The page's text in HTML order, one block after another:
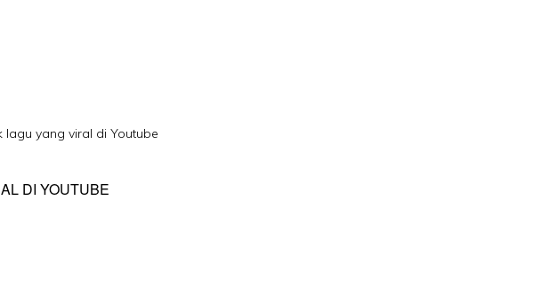
yang viral di Youtube
DI YOUTUBE